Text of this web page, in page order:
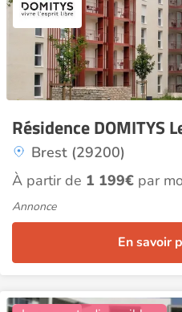
Résidence DOMITYS
Brest (29200)
À partir de 1 199€ par
Annonce
En savoir